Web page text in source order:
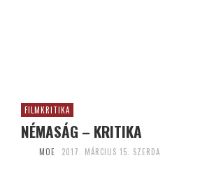
FILMKRITIKA
NÉMASÁG – KRITIKA
MOE 2017. MÁRCIUS 15. SZERDA